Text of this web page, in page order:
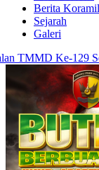
Berita Koramil
Sejarah
Galeri
Ke-129